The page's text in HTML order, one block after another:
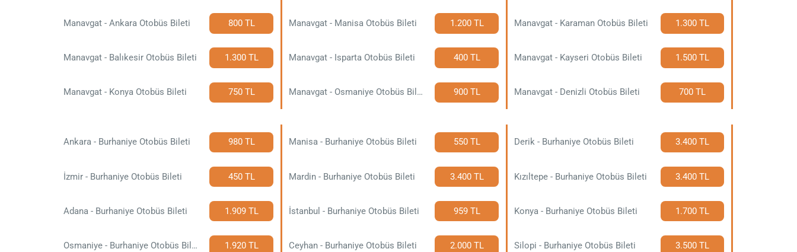
Manavgat - Ankara Otobüs Bileti 800 TL Manavgat - Manisa Otobüs Bileti 1.200 TL Manavgat - Karaman Otobüs Bileti 1.300 TL
Manavgat - Balıkesir Otobüs Bileti 1.300 TL Manavgat - Isparta Otobüs Bileti 400 TL Manavgat - Kayseri Otobüs Bileti 1.500 TL
Manavgat - Konya Otobüs Bileti 750 TL Manavgat - Osmaniye Otobüs Bileti 900 TL Manavgat - Denizli Otobüs Bileti 700 TL
Ankara - Burhaniye Otobüs Bileti 980 TL Manisa - Burhaniye Otobüs Bileti 550 TL Derik - Burhaniye Otobüs Bileti 3.400 TL
İzmir - Burhaniye Otobüs Bileti 450 TL Mardin - Burhaniye Otobüs Bileti 3.400 TL Kızıltepe - Burhaniye Otobüs Bileti 3.400 TL
Adana - Burhaniye Otobüs Bileti 1.909 TL İstanbul - Burhaniye Otobüs Bileti 959 TL Konya - Burhaniye Otobüs Bileti 1.700 TL
Osmaniye - Burhaniye Otobüs Bileti 1.920 TL Ceyhan - Burhaniye Otobüs Bileti 2.000 TL Silopi - Burhaniye Otobüs Bileti 3.500 TL